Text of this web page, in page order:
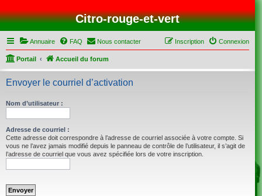
Citro-rouge-et-vert
Annuaire FAQ Nous contacter Connexion
Inscription
Portail Accueil du forum
Envoyer le courriel d’activation
Nom d’utilisateur :
Adresse de courriel :
Cette adresse doit correspondre à l’adresse de courriel associée à votre compte. Si
vous ne l’avez jamais modifié depuis le panneau de contrôle de l’utilisateur, il s’agit de
l’adresse de courriel que vous avez spécifiée lors de votre inscription.